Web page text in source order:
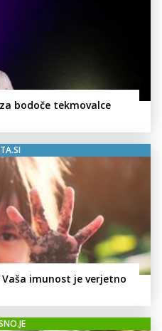
bodoče tekmovalce
imunost je verjetno